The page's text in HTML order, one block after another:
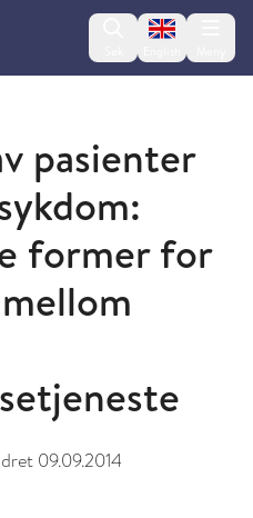
Change
pasienter
former for
09.09.2014